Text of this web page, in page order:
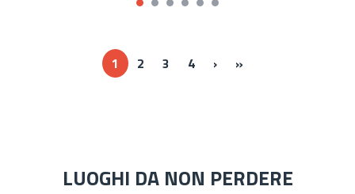
1 2 3 4 ›Next ›
»
LUOGHI DA NON PERDERE